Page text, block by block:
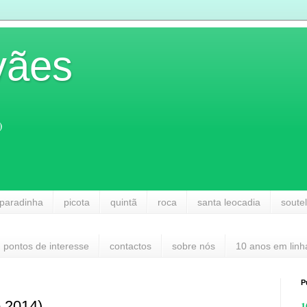
picota quintã roca santa leocadia
pontos de interesse contactos sobre nós 10 anos em